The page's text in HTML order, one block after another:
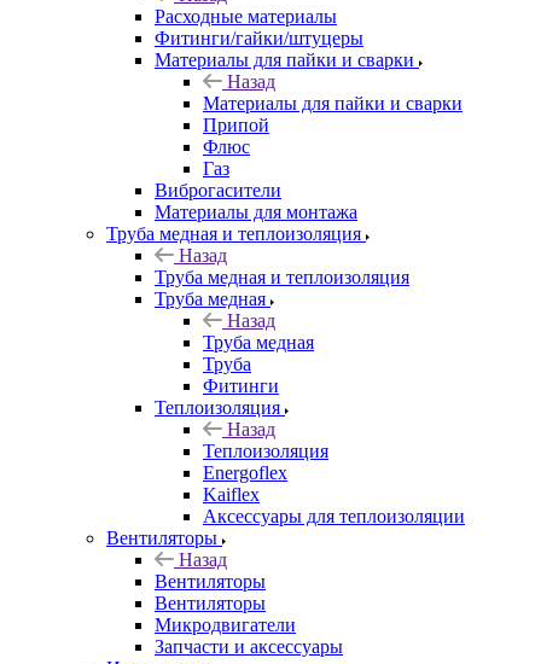
Расходные материалы
Фитинги/гайки/штуцеры
Материалы для пайки и сварки
Назад
Материалы для пайки и сварки
Припой
Флюс
Газ
Виброгасители
Материалы для монтажа
Труба медная и теплоизоляция
Назад
Труба медная и теплоизоляция
Труба медная
Назад
Труба медная
Труба
Фитинги
Теплоизоляция
Назад
Теплоизоляция
Energoflex
Kaiflex
Аксессуары для теплоизоляции
Вентиляторы
Назад
Вентиляторы
Вентиляторы
Микродвигатели
Запчасти и аксессуары